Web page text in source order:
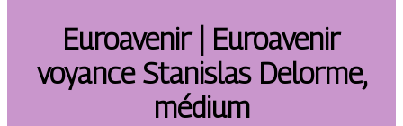
Euroavenir | Euroavenir
voyance Stanislas Delorme,
médium